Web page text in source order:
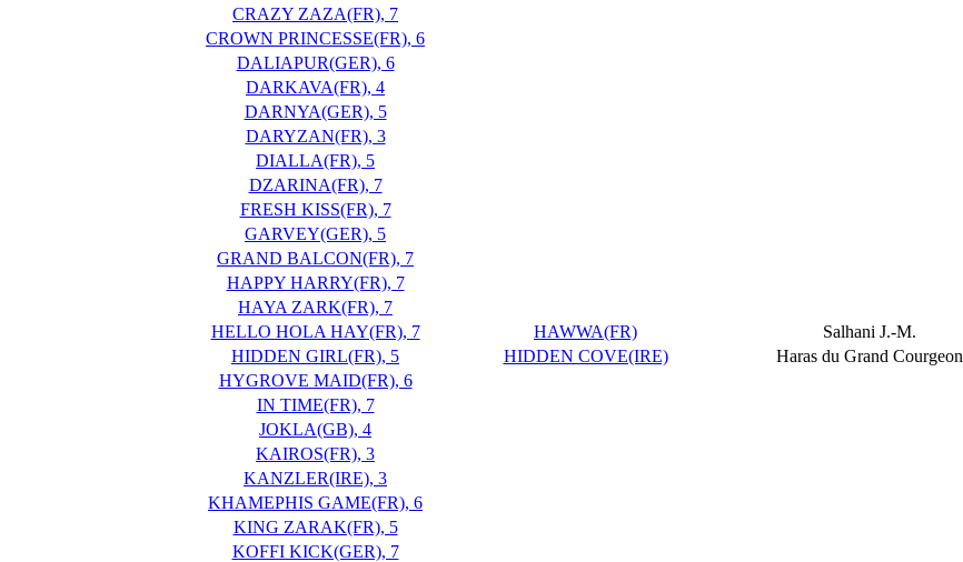
CRAZY ZAZA(FR), 7
CROWN PRINCESSE(FR), 6
DALIAPUR(GER), 6
DARKAVA(FR), 4
DARNYA(GER), 5
DARYZAN(FR), 3
DIALLA(FR), 5
DZARINA(FR), 7
FRESH KISS(FR), 7
GARVEY(GER), 5
GRAND BALCON(FR), 7
HAPPY HARRY(FR), 7
HAYA ZARK(FR), 7
HELLO HOLA HAY(FR), 7
HAWWA(FR) Salhani J.-M.
HIDDEN GIRL(FR), 5
HIDDEN COVE(IRE) Haras du Grand Courgeon
HYGROVE MAID(FR), 6
IN TIME(FR), 7
JOKLA(GB), 4
KAIROS(FR), 3
KANZLER(IRE), 3
KHAMEPHIS GAME(FR), 6
KING ZARAK(FR), 5
KOFFI KICK(GER), 7